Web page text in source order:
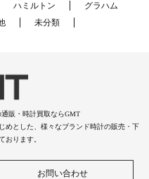
ハミルトン
グラハム
未分類
販・時計買取ならGMT
めとした、様々なブランド時計の販売・下
おります。
お問い合わせ